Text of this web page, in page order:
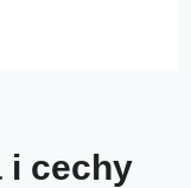
i cechy